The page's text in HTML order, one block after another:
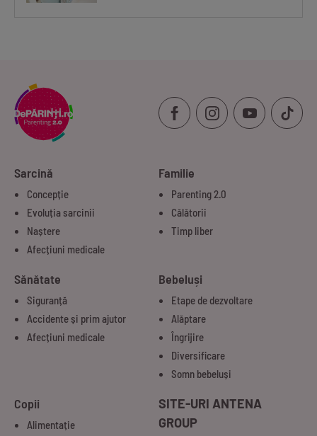
Sarcină
Concepție
Evoluția sarcinii
Naștere
Afecțiuni medicale
Familie
Parenting 2.0
Călătorii
Timp liber
Sănătate
Siguranță
Accidente și prim ajutor
Afecțiuni medicale
Bebeluși
Etape de dezvoltare
Alăptare
Îngrijire
Diversificare
Somn bebeluși
Copii
Alimentație
SITE-URI ANTENA
GROUP